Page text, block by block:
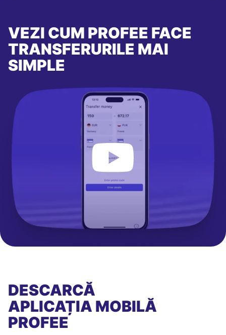
VEZI CUM PROFEE FACE
TRANSFERURILE MAI
SIMPLE
DESCARCĂ
APLICAȚIA MOBILĂ
PROFEE